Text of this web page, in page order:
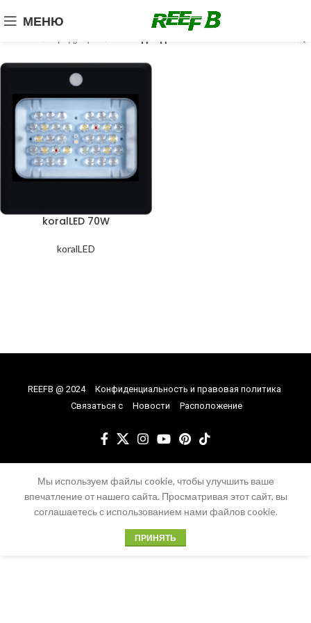
МЕНЮ
koralLED 70W
koralLED
REEFB @ 2024
Конфиденциальность и правовая политика
Связаться с
Новости Расположение
Мы используем файлы cookie, чтобы улучшить ваше
впечатление от нашего сайта. Просматривая этот сайт, вы
соглашаетесь с использованием нами файлов cookie.
ПРИНЯТЬ